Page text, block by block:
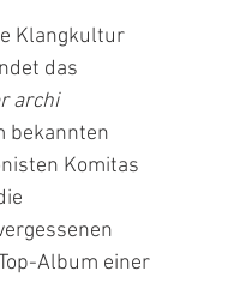
Klangkultur
das
archi
bekannten
Komitas
Album einer